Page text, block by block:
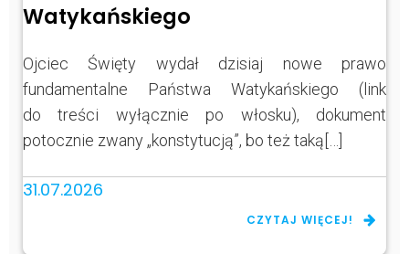
Watykańskiego
Ojciec Święty wydał dzisiaj nowe prawo
fundamentalne Państwa Watykańskiego (link
do treści wyłącznie po włosku), dokument
potocznie zwany „konstytucją”, bo też taką[…]
31.07.2026
CZYTAJ WIĘCEJ!